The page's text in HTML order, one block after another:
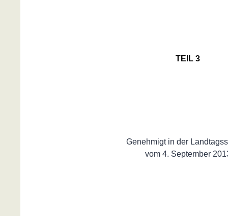
TEIL 3
Genehmigt in der
vom 4. September